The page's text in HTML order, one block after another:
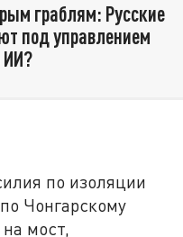
граблям: Русские
под управлением
ИИ?
по изоляции
Чонгарскому
мост,